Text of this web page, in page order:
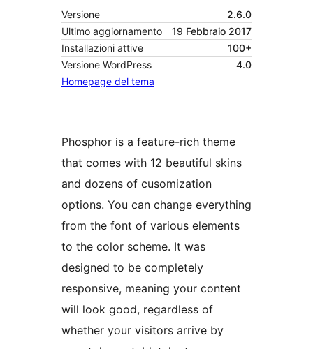
Versione
2.6.0
Ultimo aggiornamento
19 Febbraio 2017
Installazioni attive
100+
Versione WordPress
4.0
Homepage del tema
Phosphor is a feature-rich theme
that comes with 12 beautiful skins
and dozens of cusomization
options. You can change everything
from the font of various elements
to the color scheme. It was
designed to be completely
responsive, meaning your content
will look good, regardless of
whether your visitors arrive by